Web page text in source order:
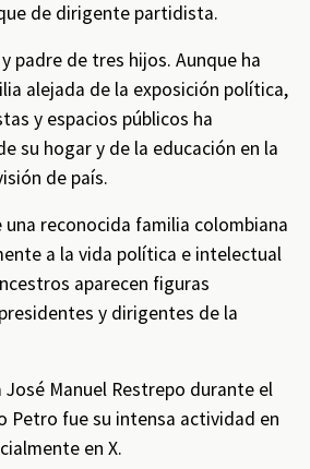
de dirigente partidista.
padre de tres hijos. Aunque ha
alejada de la exposición política,
y espacios públicos ha
su hogar y de la educación en la
de país.
una reconocida familia colombiana
a la vida política e intelectual
aparecen figuras
y dirigentes de la
Manuel Restrepo durante el
Petro fue su intensa actividad en
en X.